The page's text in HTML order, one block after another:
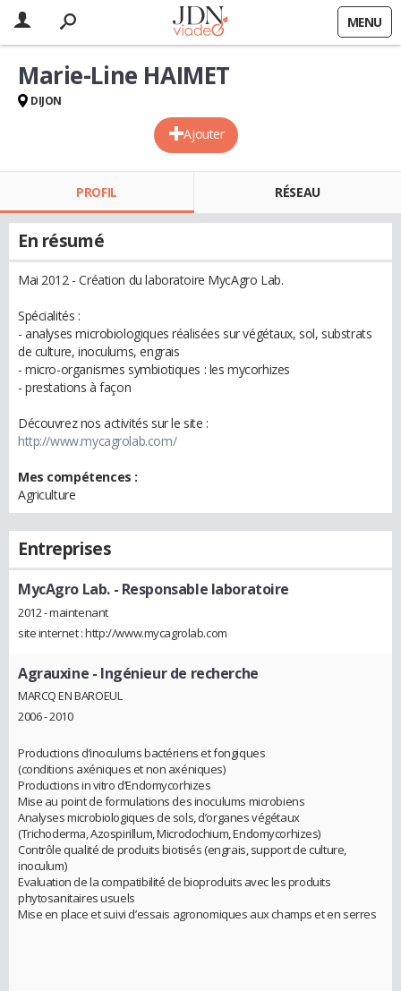
MENU
Ajouter
Marie-Line HAIMET
DIJON
PROFIL RÉSEAU
En résumé
Mai 2012 - Création du laboratoire MycAgro Lab.
Spécialités :
- analyses microbiologiques réalisées sur végétaux, sol, substrats
de culture, inoculums, engrais
- micro-organismes symbiotiques : les mycorhizes
- prestations à façon
Découvrez nos activités sur le site :
http://www.mycagrolab.com/
Mes compétences :
Agriculture
Entreprises
MycAgro Lab.- Responsable laboratoire
2012 - maintenant
site internet : http://www.mycagrolab.com
Agrauxine - Ingénieur de recherche
MARCQ EN BAROEUL
2006 - 2010
Productions d’inoculums bactériens et fongiques
(conditions axéniques et non axéniques)
Productions in vitro d’Endomycorhizes
Mise au point de formulations des inoculums microbiens
Analyses microbiologiques de sols, d’organes végétaux
(Trichoderma, Azospirillum, Microdochium, Endomycorhizes)
Contrôle qualité de produits biotisés (engrais, support de culture,
inoculum)
Evaluation de la compatibilité de bioproduits avec les produits
phytosanitaires usuels
Mise en place et suivi d’essais agronomiques aux champs et en serres